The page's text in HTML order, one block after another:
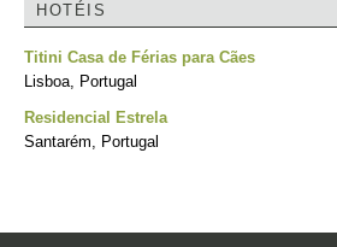
HOTÉIS
Titini Casa de Férias para Cães
Lisboa, Portugal
Residencial Estrela
Santarém, Portugal